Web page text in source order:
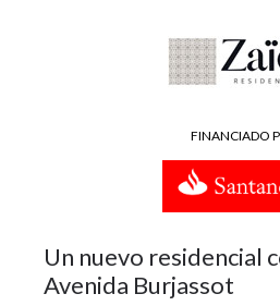
FINANCIADO
Un nuevo residencial
Avenida Burjassot